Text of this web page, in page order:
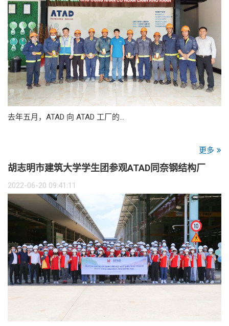
去年五月，ATAD 向 ATAD 工厂的…
更多
胡志明市建筑大学学生团参观ATAD同奈钢结构厂
2022-06-20 09:41:11